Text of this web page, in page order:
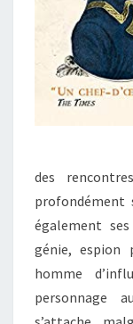
des
profondément
également
génie, espion
homme
personnage